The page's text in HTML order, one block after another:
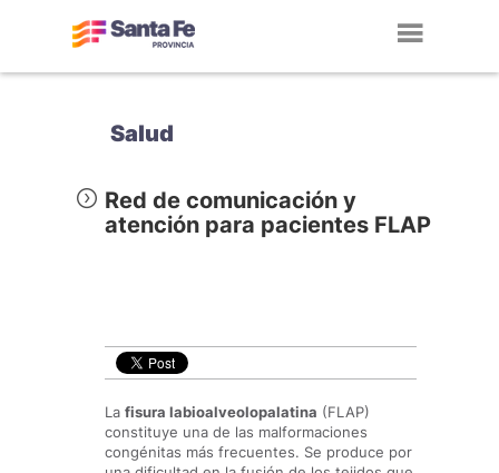
Salud
Red de comunicación y
atención para pacientes FLAP
La fisura labioalveolopalatina (FLAP)
constituye una de las malformaciones
congénitas más frecuentes. Se produce por